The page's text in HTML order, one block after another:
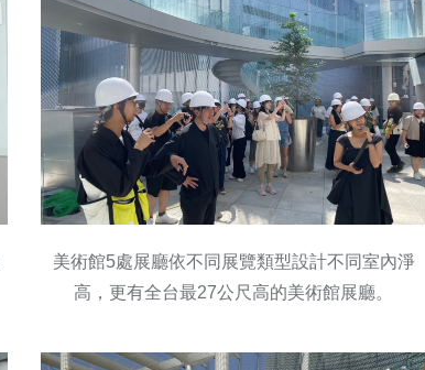
美術館5處展廳依不同展覽類型設計不同室內淨
高，更有全台最27公尺高的美術館展廳。